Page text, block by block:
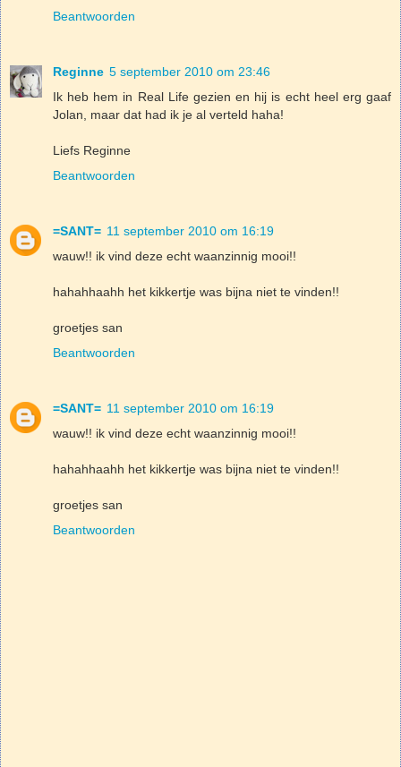
Beantwoorden
Reginne 5 september 2010 om 23:46
Ik heb hem in Real Life gezien en hij is echt heel erg gaaf
Jolan, maar dat had ik je al verteld haha!
Liefs Reginne
Beantwoorden
=SANT= 11 september 2010 om 16:19
wauw!! ik vind deze echt waanzinnig mooi!!
hahahhaahh het kikkertje was bijna niet te vinden!!
groetjes san
Beantwoorden
=SANT= 11 september 2010 om 16:19
wauw!! ik vind deze echt waanzinnig mooi!!
hahahhaahh het kikkertje was bijna niet te vinden!!
groetjes san
Beantwoorden